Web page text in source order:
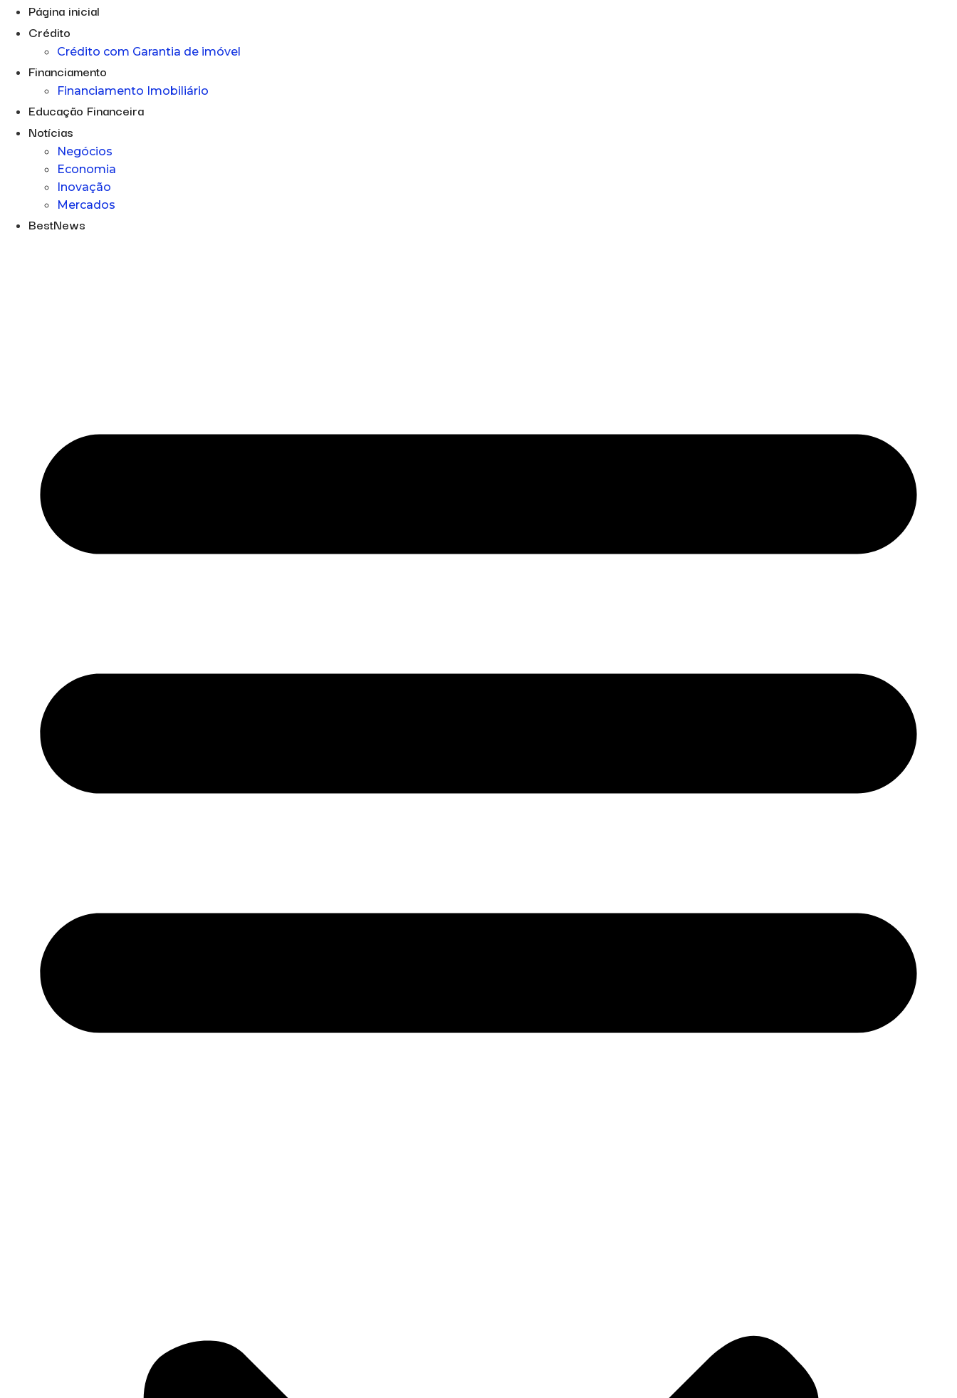
Página inicial
Crédito
Crédito com Garantia de imóvel
Financiamento
Financiamento Imobiliário
Educação Financeira
Notícias
Negócios
Economia
Inovação
Mercados
BestNews